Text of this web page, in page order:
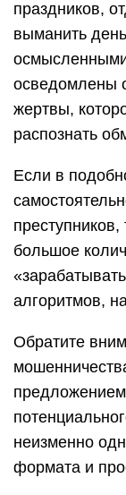
праздников,
выманить
осведомлены
жертвы,
распознать
Если в
большое
алгоритмов,
Обратите
неизменно
формата и